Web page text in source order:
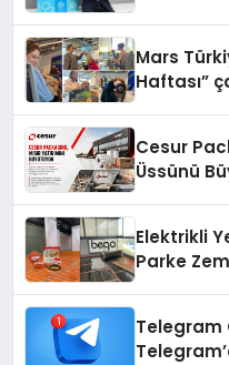
Mars
Haftası”
Cesur
Üssünü
Elektrikli
Parke
Telegram